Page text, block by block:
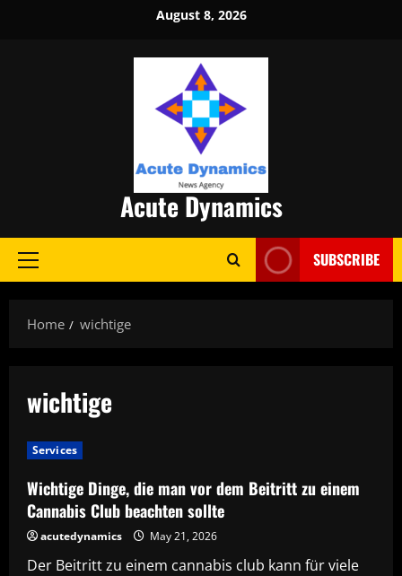
August 8, 2026
Acute Dynamics
Primary
SUBSCRIBE
Home wichtige
wichtige
Services
Wichtige Dinge, die man vor dem Beitritt zu einem
Cannabis Club beachten sollte
acutedynamics May 21, 2026
Der Beitritt zu einem cannabis club kann für viele